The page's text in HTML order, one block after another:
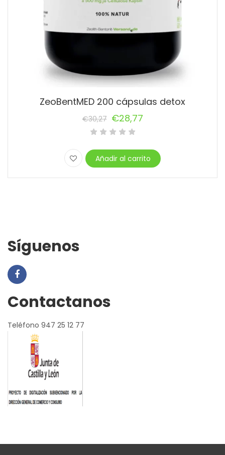
ZeoBentMED 200 cápsulas detox
€30,27 €28,77
Añadir al carrito
Síguenos
Contactanos
Teléfono 947 25 12 77